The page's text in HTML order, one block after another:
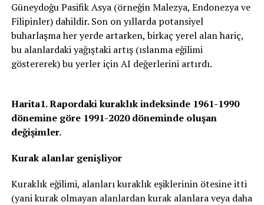
Güneydoğu Pasifik Asya (örneğin Malezya, Endonezya ve
Filipinler) dahildir. Son on yıllarda potansiyel
buharlaşma her yerde artarken, birkaç yerel alan hariç,
bu alanlardaki yağıştaki artış (ıslanma eğilimi
göstererek) bu yerler için AI değerlerini artırdı.
Harita1. Rapordaki kuraklık indeksinde 1961-1990
dönemine göre 1991-2020 döneminde oluşan
değişimler.
Kurak alanlar genişliyor
Kuraklık eğilimi, alanları kuraklık eşiklerinin ötesine itti
(yani kurak olmayan alanlardan kurak alanlara veya daha